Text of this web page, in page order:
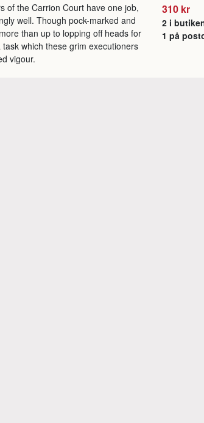
of the Carrion Court have one job,
well. Though pock-marked and
than up to lopping off heads for
which these grim executioners
vigour.
310 kr
2 i
1 på